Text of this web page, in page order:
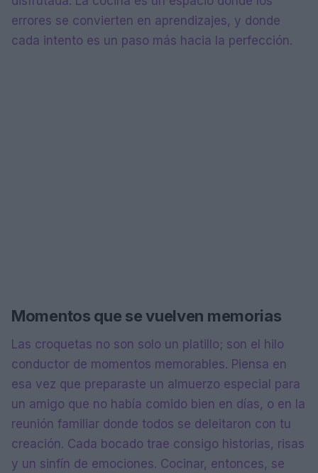
errores se convierten en aprendizajes, y donde
cada intento es un paso más hacia la perfección.
Momentos que se vuelven memorias
Las croquetas no son solo un platillo; son el hilo
conductor de momentos memorables. Piensa en
esa vez que preparaste un almuerzo especial para
un amigo que no había comido bien en días, o en la
reunión familiar donde todos se deleitaron con tu
creación. Cada bocado trae consigo historias, risas
y un sinfín de emociones. Cocinar, entonces, se